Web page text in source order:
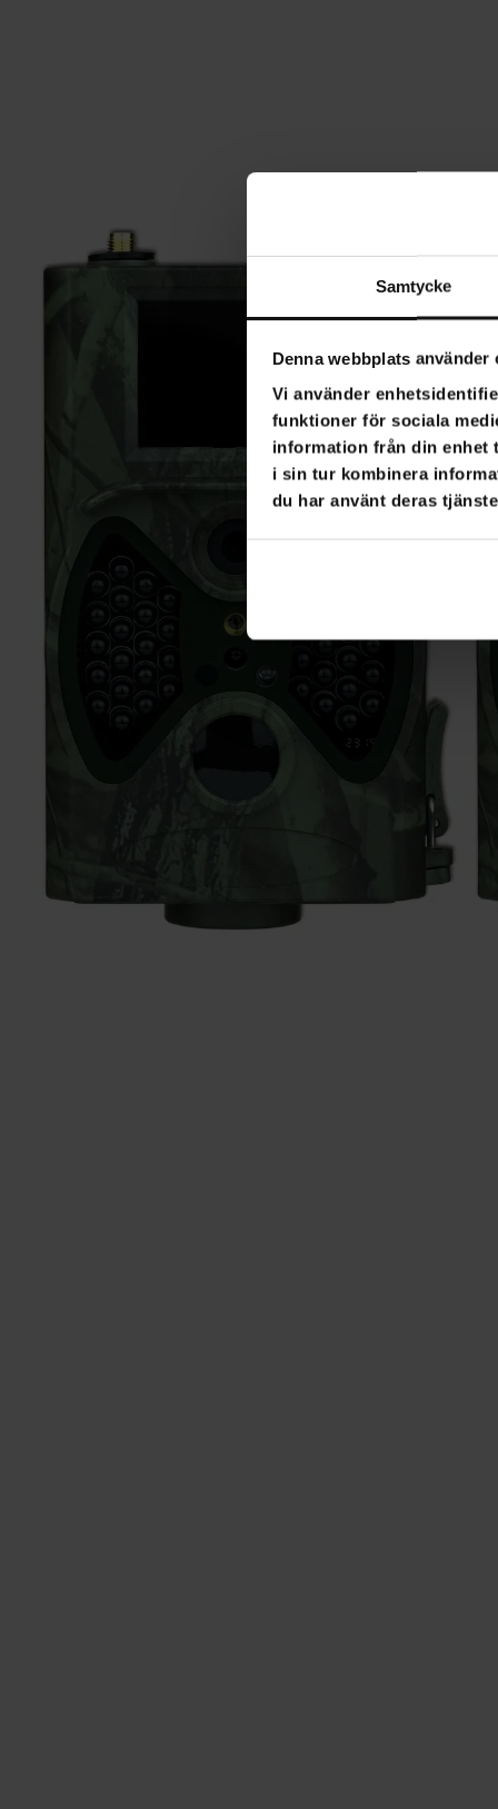
Samtycke
Denna webbplats använder
Vi använder
funktioner för sociala
information från din enhet
i sin tur kombinera
du har använt deras